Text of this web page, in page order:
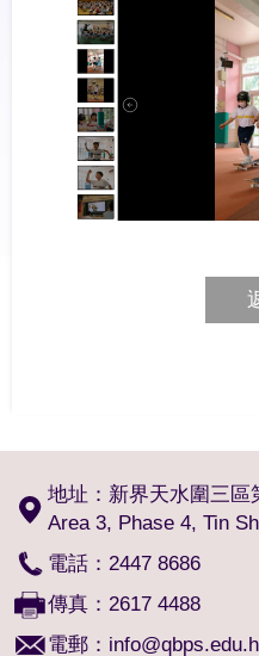
地址：新界天水圍三區
Area 3, Phase 4, Tin
電話：2447 8686
傳真：2617 4488
電郵：